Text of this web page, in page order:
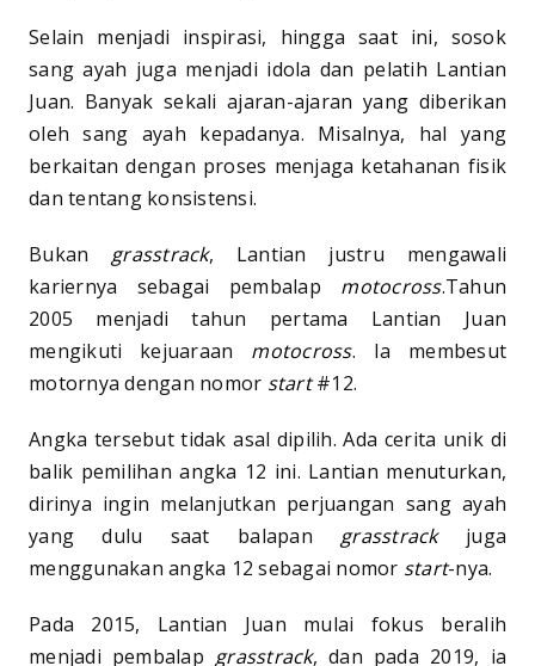
Selain menjadi inspirasi, hingga saat ini, sosok
sang ayah juga menjadi idola dan pelatih Lantian
Juan. Banyak sekali ajaran-ajaran yang diberikan
oleh sang ayah kepadanya. Misalnya, hal yang
berkaitan dengan proses menjaga ketahanan fisik
dan tentang konsistensi.
Bukangrasstrack, Lantian justru mengawali
kariernya sebagai pembalap motocross.Tahun
2005 menjadi tahun pertama Lantian Juan
mengikuti kejuaraan motocross. Ia membesut
motornya dengan nomor start#12.
Angka tersebut tidak asal dipilih. Ada cerita unik di
balik pemilihan angka 12 ini. Lantian menuturkan,
dirinya ingin melanjutkan perjuangan sang ayah
yang dulu saat balapangrasstrack juga
menggunakan angka 12 sebagai nomor start-nya.
Pada 2015, Lantian Juan mulai fokus beralih
menjadi pembalapgrasstrack, dan pada 2019, ia